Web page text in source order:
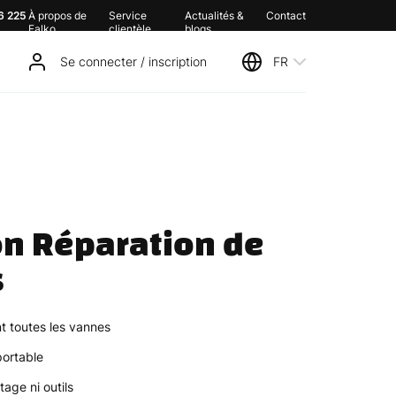
225À propos de
Falko
Service
clientèle
Actualités &
blogs
Contact
Se connecter / inscription FR
Réparation de
toutes les vannes
ni outils